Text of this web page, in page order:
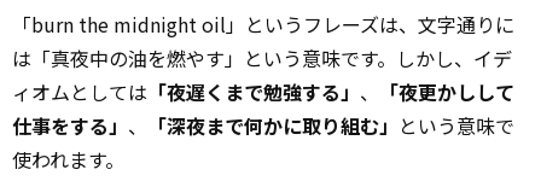
「burn the midnight oil」というフレーズは、文字通りに
は「真夜中の油を燃やす」という意味です。しかし、イデ
ィオムとしては 「夜遅くまで勉強する」 、
「夜更かしして
仕事をする」 、 「深夜まで何かに取り組む」 という意味で
使われます。